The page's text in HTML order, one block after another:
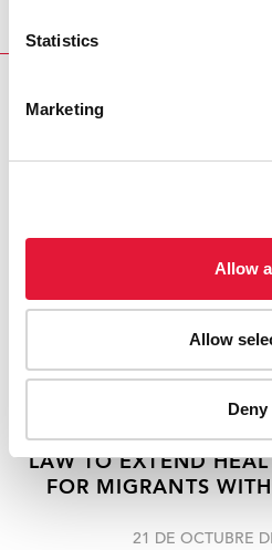
Statistics
Marketing
Allow
Allow
Deny
PERU APPROVES
LAW TO EXTEND
FOR MIGRANTS
21 DE OCTUBRE